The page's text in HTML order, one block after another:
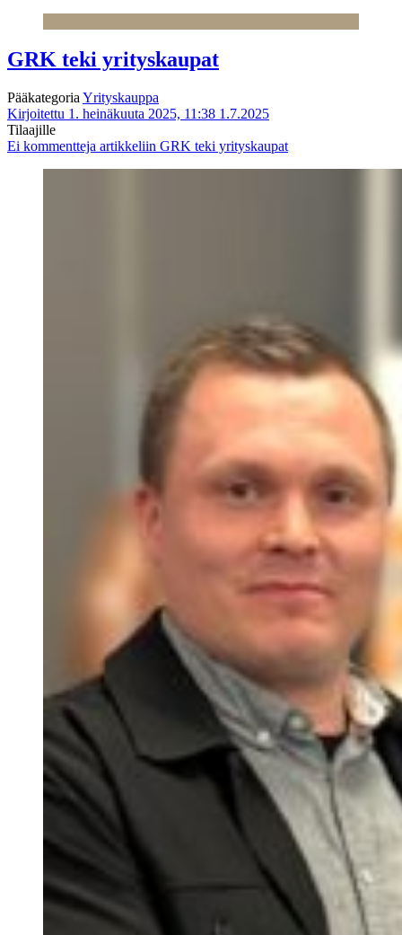
GRK teki yrityskaupat
Pääkategoria Yrityskauppa
Kirjoitettu 1. heinäkuuta 2025, 11:38 1.7.2025
Tilaajille
Ei kommentteja artikkeliin GRK teki yrityskaupat